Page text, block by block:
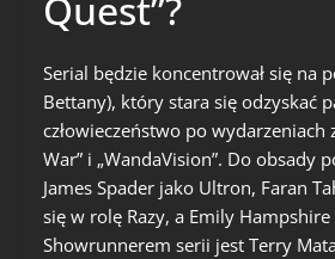
Serial będzie koncentrował się na
Bettany), który stara się odzyskać
człowieczeństwo po wydarzeniach
War” i „WandaVision”. Do obsady
James Spader jako Ultron, Faran
się w rolę Razy, a Emily Hampshire
Showrunnerem serii jest Terry